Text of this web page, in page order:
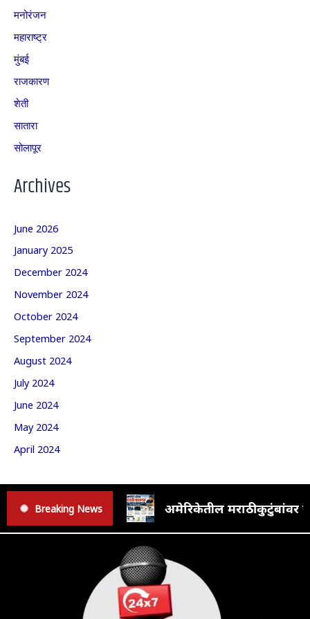
मनोरंजन
महाराष्ट्र
मुंबई
राजकारण
शेती
सातारा
सोलापूर
Archives
June 2026
January 2025
December 2024
November 2024
October 2024
September 2024
August 2024
July 2024
June 2024
May 2024
April 2024
Breaking News अमेरिकेतील मराठी कुटुंबांवर